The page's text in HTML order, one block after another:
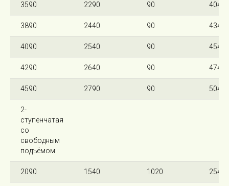
3590 2290 90 4040
3890 2440 90 4340
4090 2540 90 4540
4290 2640 90 4740
4590 2790 90 5040
2-
ступенчатая
со
свободным
подъёмом
2090 1540 1020 2540